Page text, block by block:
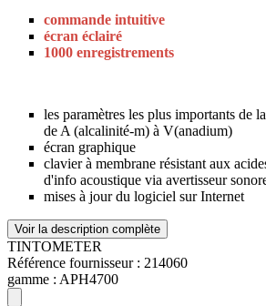
commande intuitive
écran éclairé
1000 enregistrements
les paramètres les plus importants de
de A (alcalinité-m) à V(anadium)
écran graphique
clavier à membrane résistant aux
d'info acoustique via avertisseur
mises à jour du logiciel sur Internet
Voir la description complète
TINTOMETER
Référence fournisseur : 214060
gamme : APH4700